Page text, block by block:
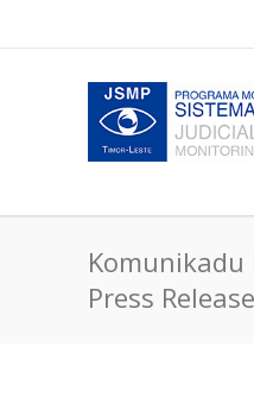
Press Release